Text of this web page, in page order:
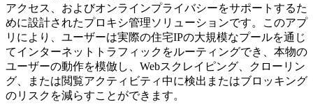
アクセス、およびオンラインプライバシーをサポートするた
めに設計されたプロキシ管理ソリューションです。このアプ
リにより、ユーザーは実際の住宅IPの大規模なプールを通じ
てインターネットトラフィックをルーティングでき、本物の
ユーザーの動作を模倣し、Webスクレイピング、クローリン
グ、または閲覧アクティビティ中に検出またはブロッキング
のリスクを減らすことができます。